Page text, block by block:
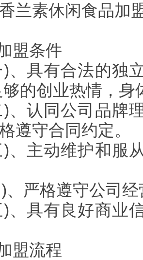
兰素休闲食品加
盟条件
有合法的独立
的创业热情，身
同公司品牌理
遵守合同约定。
动维护和服从
格遵守公司经
有良好商业信
盟流程